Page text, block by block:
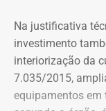
Madri, Nova York,
As justificativas
costumam citar
universidades e
criança
As 31
Na justificativa
investimento
interiorização da
7.035/2015,
equipamentos em